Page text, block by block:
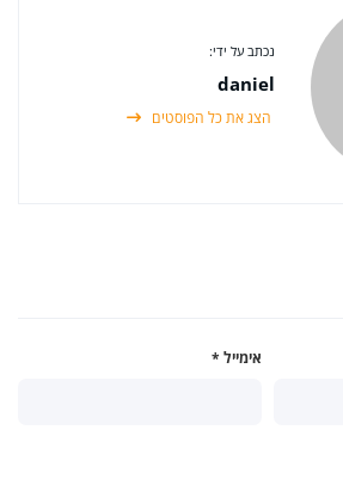
נכתב על ידי:
daniel
הצג את כל הפוסטים
אימייל *